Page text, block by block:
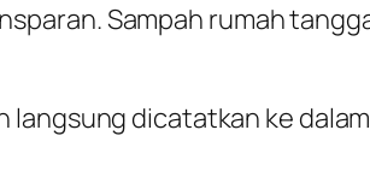
Sampah rumah
dicatatkan ke